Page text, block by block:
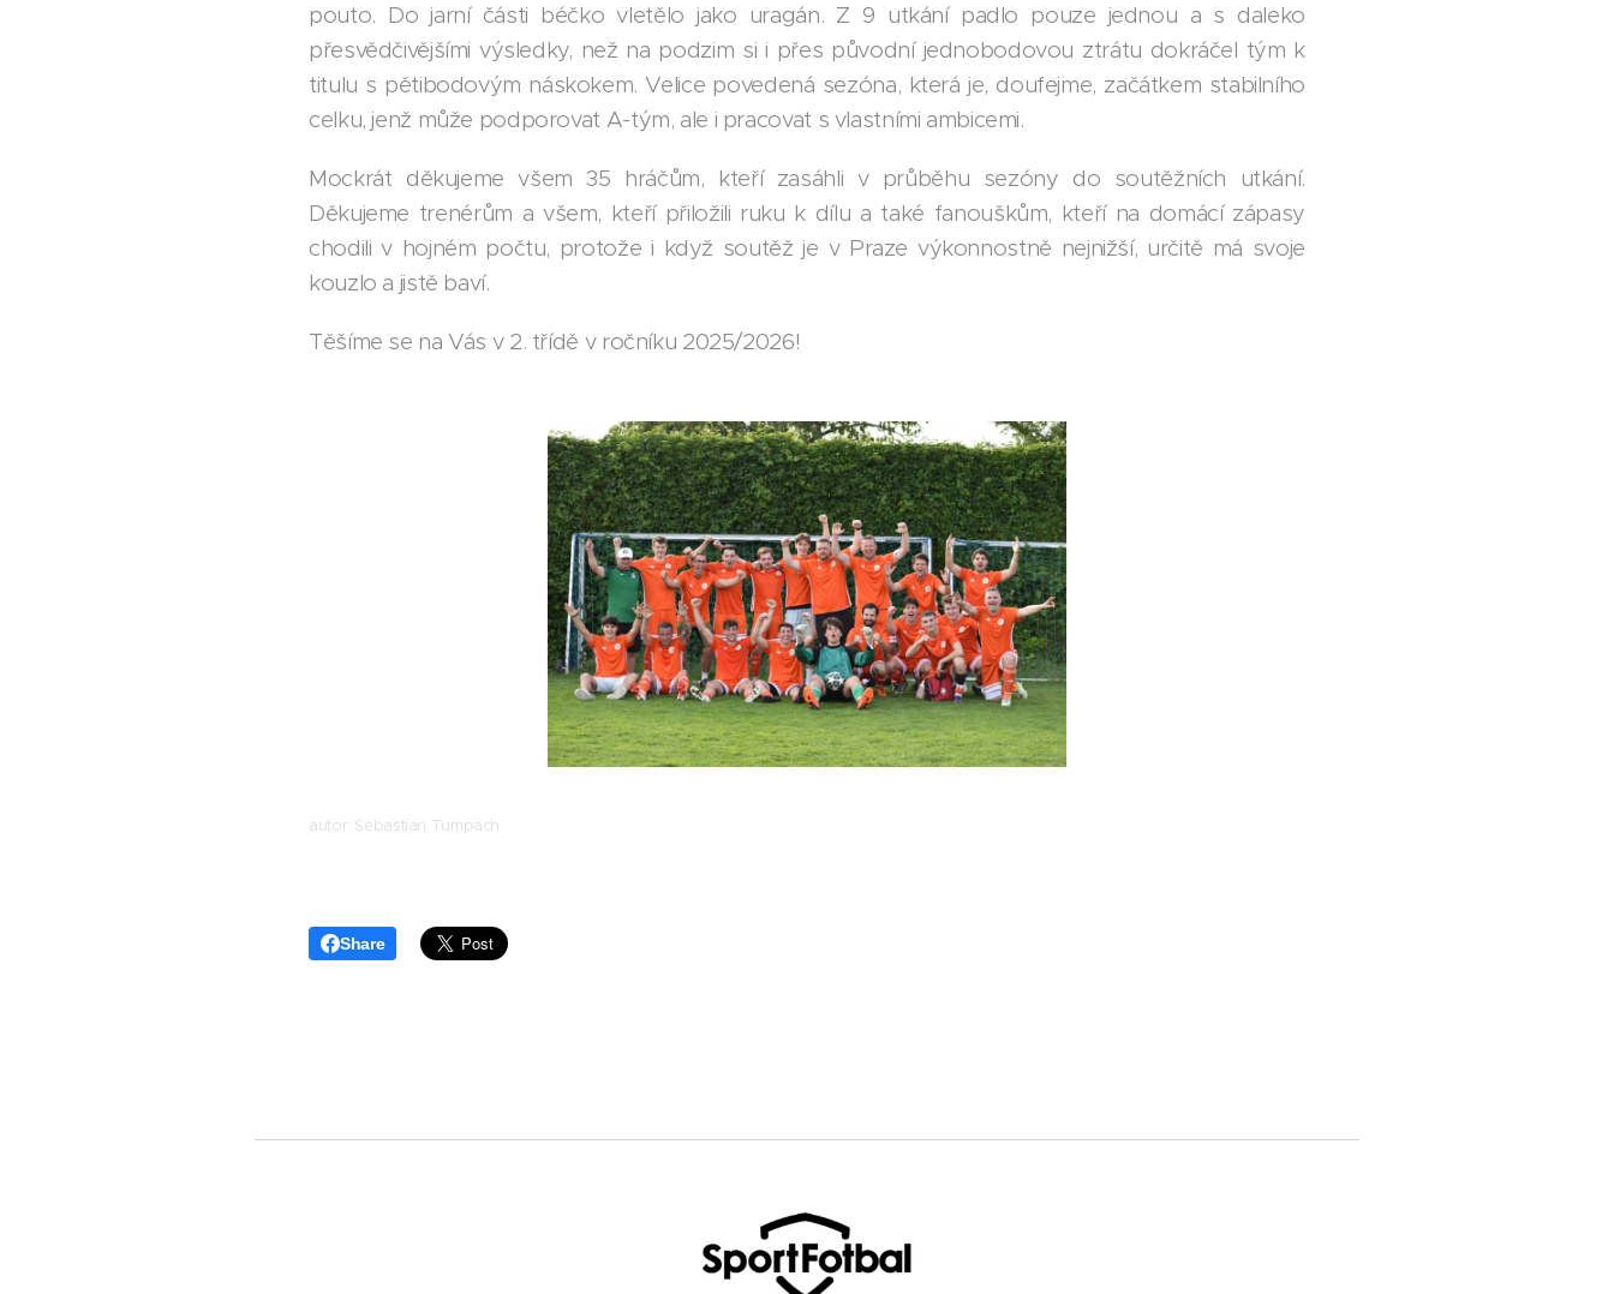
pouto. Do jarní části béčko vletělo jako uragán. Z 9 utkání padlo pouze jednou a s daleko
přesvědčivějšími výsledky, než na podzim si i přes původní jednobodovou ztrátu dokráčel tým k
titulu s pětibodovým náskokem. Velice povedená sezóna, která je, doufejme, začátkem stabilního
celku, jenž může podporovat A-tým, ale i pracovat s vlastními ambicemi.
Mockrát děkujeme všem 35 hráčům, kteří zasáhli v průběhu sezóny do soutěžních utkání.
Děkujeme trenérům a všem, kteří přiložili ruku k dílu a také fanouškům, kteří na domácí zápasy
chodili v hojném počtu, protože i když soutěž je v Praze výkonnostně nejnižší, určitě má svoje
kouzlo a jistě baví.
Těšíme se na Vás v 2. třídě v ročníku 2025/2026!
autor: Sebastian Tumpach
Share